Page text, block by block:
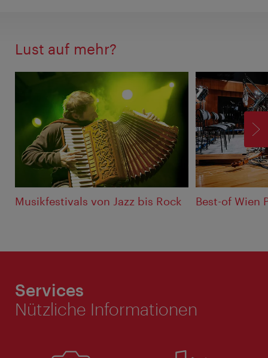
Lust auf mehr?
Musikfestivals von Jazz bis Rock Best-of Wien
Services
Nützliche Informationen